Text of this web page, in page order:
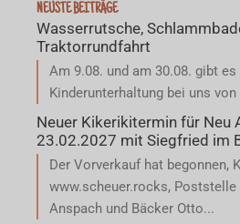
NEUSTE BEITRÄGE
Wasserrutsche,
Traktorrundfahrt
Am 9.08. und am 30.08. gibt
Kinderunterhaltung bei uns von
Neuer Kikerikitermin für Neu
23.02.2027 mit Siegfried im
Der Vorverkauf hat begonnen,
www.scheuer.rocks, Poststelle
Anspach und Bäcker Otto...